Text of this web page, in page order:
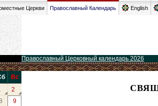
Церкви Православный Календарь English
Православный Церковный календарь 2026
Вс
2
9